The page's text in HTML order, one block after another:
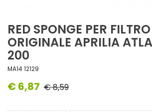
RED SPONGE PER FILTRO
ORIGINALE APRILIA
200
MA14 12129
€ 6,87 € 8,59